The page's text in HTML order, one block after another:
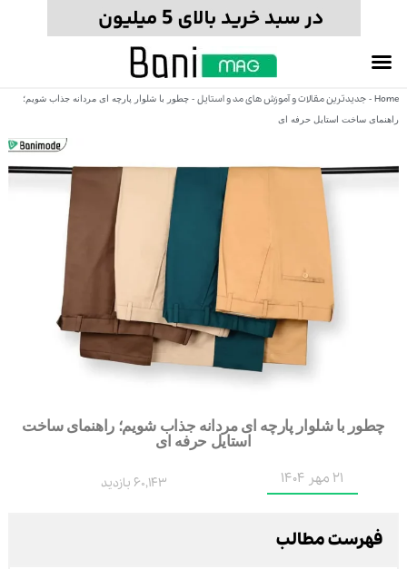
Home
- جدیدترین مقالات و آموزش های مد و استایل- چطور با شلوار پارچه ای مردانه جذاب شویم؛
راهنمای ساخت استایل حرفه ای
چطور با شلوار پارچه ای مردانه جذاب شویم؛ راهنمای ساخت
استایل حرفه ای
21 مهر 1404 60,143 بازدید
فهرست مطالب